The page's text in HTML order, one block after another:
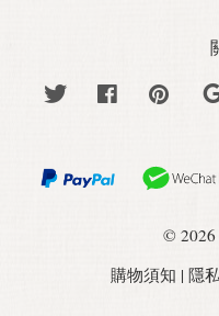
Twitter Facebook
© 2026
購物須知 | 隱